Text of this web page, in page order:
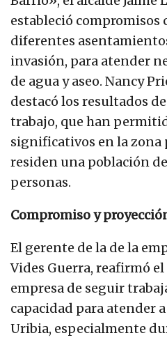
estableció compromisos
diferentes
invasión, para atender
de agua y aseo. Nancy
destacó los resultados
trabajo, que han
significativos en la zona
residen una población
personas.
Compromiso y
El gerente de la de la
Vides Guerra, reafirmó
empresa de seguir
capacidad para atender
Uribia, especialmente